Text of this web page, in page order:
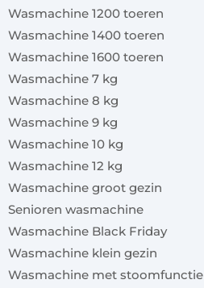
Wasmachine 1200 toeren
Wasmachine 1400 toeren
Wasmachine 1600 toeren
Wasmachine 7 kg
Wasmachine 8 kg
Wasmachine 9 kg
Wasmachine 10 kg
Wasmachine 12 kg
Wasmachine groot gezin
Senioren wasmachine
Wasmachine Black Friday
Wasmachine klein gezin
Wasmachine met stoomfunctie